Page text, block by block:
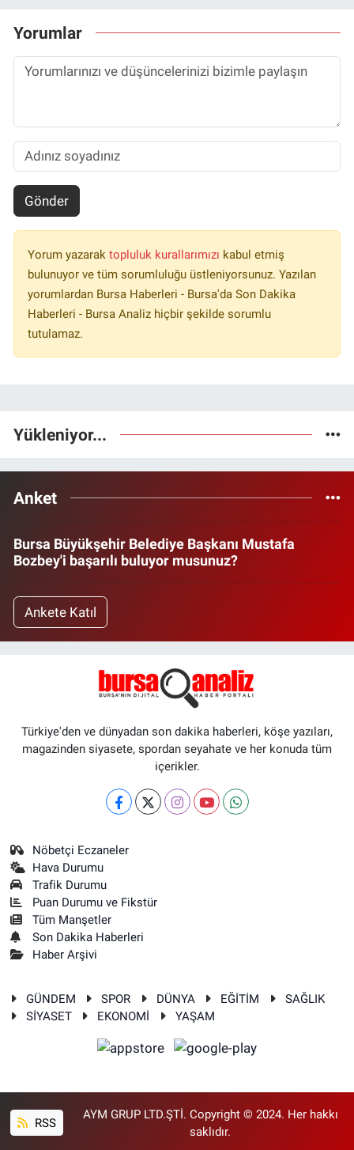
Yorumlar
Gönder
Yorum yazarak topluluk kurallarımızı kabul etmiş
bulunuyor ve tüm sorumluluğu üstleniyorsunuz. Yazılan
yorumlardan Bursa Haberleri - Bursa'da Son Dakika
Haberleri - Bursa Analiz hiçbir şekilde sorumlu
tutulamaz.
Yükleniyor...
Anket
Bursa Büyükşehir Belediye Başkanı Mustafa
Bozbey'i başarılı buluyor musunuz?
Ankete Katıl
Türkiye'den ve dünyadan son dakika haberleri, köşe yazıları,
magazinden siyasete, spordan seyahate ve her konuda tüm
içerikler.
Nöbetçi Eczaneler
Hava Durumu
Trafik Durumu
Puan Durumu ve Fikstür
Tüm Manşetler
Son Dakika Haberleri
Haber Arşivi
GÜNDEM SPOR DÜNYA EĞİTİM
SAĞLIK
SİYASET
EKONOMİ YAŞAM
RSS
AYM GRUP LTD.ŞTİ. Copyright © 2024. Her hakkı
saklıdır.